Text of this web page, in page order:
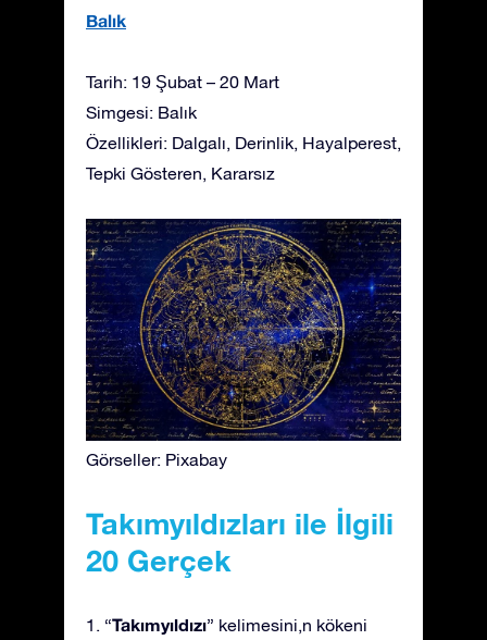
Balık
Tarih: 19 Şubat – 20 Mart
Simgesi: Balık
Özellikleri: Dalgalı, Derinlik, Hayalperest,
Tepki Gösteren, Kararsız
Görseller: Pixabay
Takımyıldızları ile İlgili
20 Gerçek
1. “Takımyıldızı” kelimesini,n kökeni